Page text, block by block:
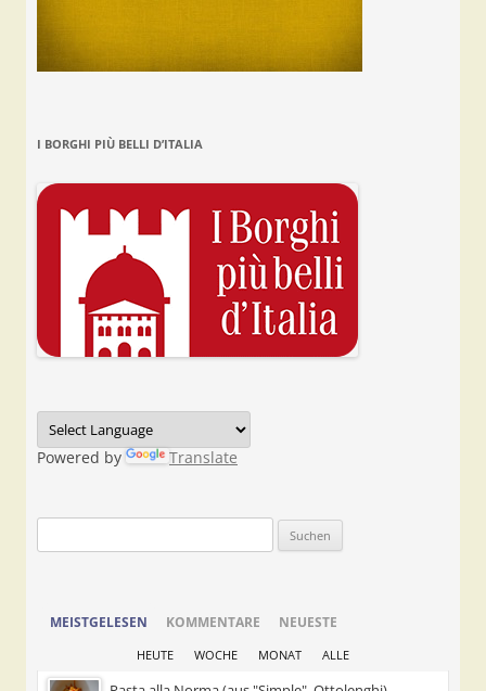
I BORGHI PIÙ BELLI D’ITALIA
Powered by Translate
nach:
MEISTGELESEN KOMMENTARE NEUESTE
HEUTE WOCHE MONAT ALLE